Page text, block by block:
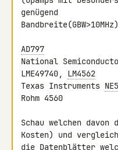
genügend
AD797
National
LME49740, LM4562
Texas Instruments
Rohm 4560
Schau welchen davon
Kosten) und
die Datenblätter